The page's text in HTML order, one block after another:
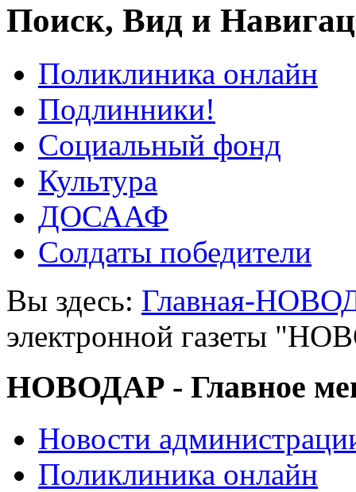
Поиск, Вид и
Поликлиника онлайн
Подлинники!
Социальный фонд
Культура
ДОСААФ
Солдаты победители
Вы здесь: Главная-
электронной газеты
НОВОДАР - Главное
Новости
Поликлиника онлайн